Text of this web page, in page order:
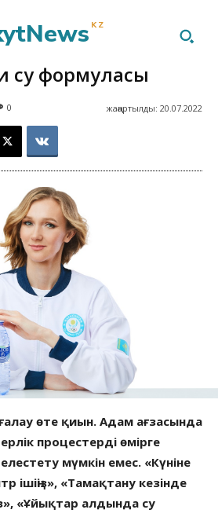
KZ
су формуласы
жаңартылды: 20.07.2022
0
өте қиын. Адам ағзасында
процестерді өмірге
мүмкін емес. «Күніне
ішіңіз», «Тамақтану кезінде
«Ұйықтар алдында су